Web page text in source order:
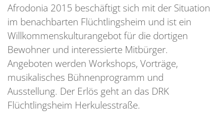
Afrodonia 2015 beschäftigt sich mit der Situation
im benachbarten Flüchtlingsheim und ist ein
Willkommenskulturangebot für die dortigen
Bewohner und interessierte Mitbürger.
Angeboten werden Workshops, Vorträge,
musikalisches Bühnenprogramm und
Ausstellung. Der Erlös geht an das DRK
Flüchtlingsheim Herkulesstraße.